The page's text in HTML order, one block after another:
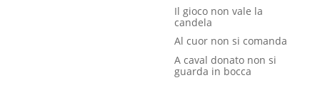
Il gioco non vale la
candela
Al cuor non si comanda
A caval donato non si
guarda in bocca